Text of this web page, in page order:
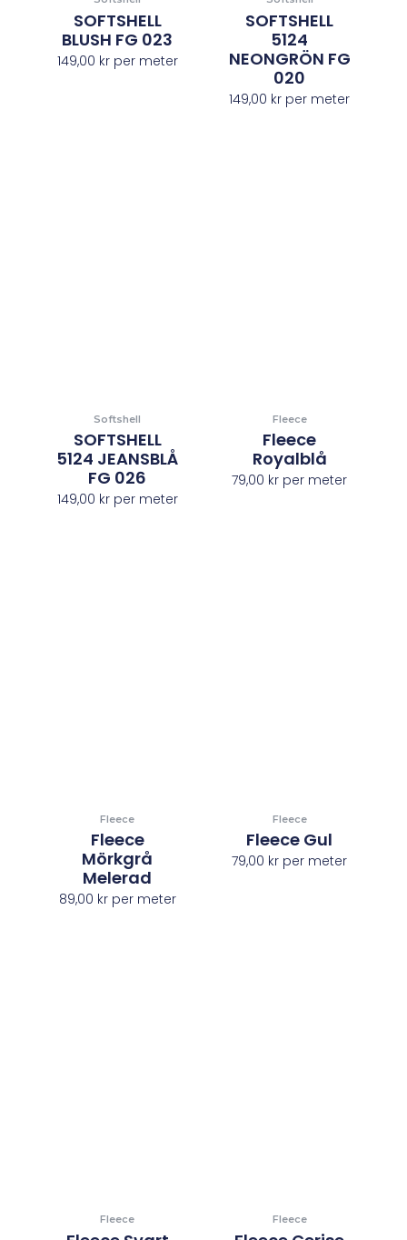
SOFTSHELL
BLUSH FG 023
149,00 krper meter
SOFTSHELL
5124
NEONGRÖN FG
020
149,00 kr per meter
Softshell
SOFTSHELL
5124 JEANSBLÅ
FG 026
149,00 krper meter
Fleece
Fleece
Royalblå
79,00 kr per meter
Fleece
Fleece
Mörkgrå
Melerad
89,00 krper meter
Fleece
Fleece Gul
79,00 kr per meter
Fleece Fleece